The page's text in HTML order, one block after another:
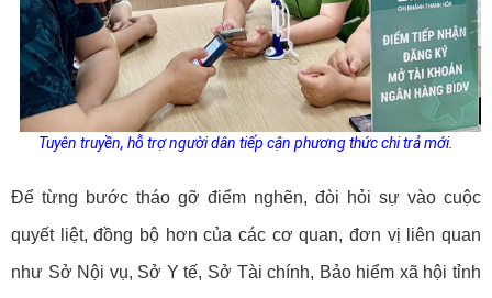
Tuyên truyền, hỗ trợ người dân tiếp cận phương thức chi trả mới.
Để từng bước tháo gỡ điểm nghẽn, đòi hỏi sự vào cuộc
quyết liệt, đồng bộ hơn của các cơ quan, đơn vị liên quan
như Sở Nội vụ, Sở Y tế, Sở Tài chính, Bảo hiểm xã hội tỉnh